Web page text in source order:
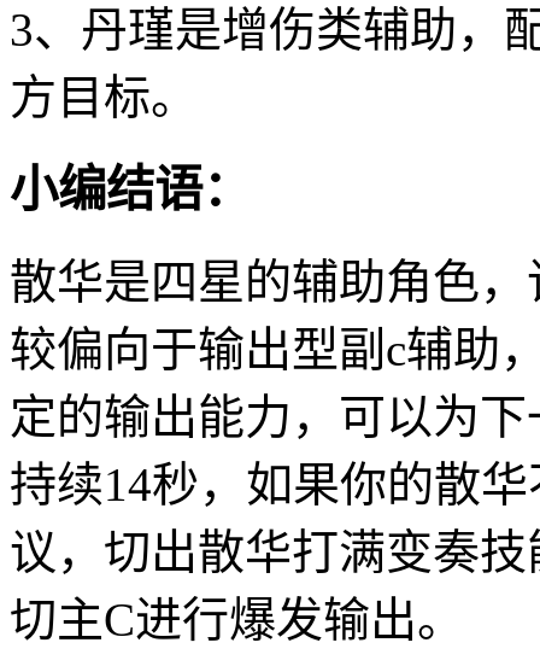
3、丹瑾是增伤类辅助，
方目标。
小编结语：
散华是四星的辅助角色
较偏向于输出型副c辅助
定的输出能力，可以为
持续14秒，如果你的散
议，切出散华打满变奏
切主C进行爆发输出。